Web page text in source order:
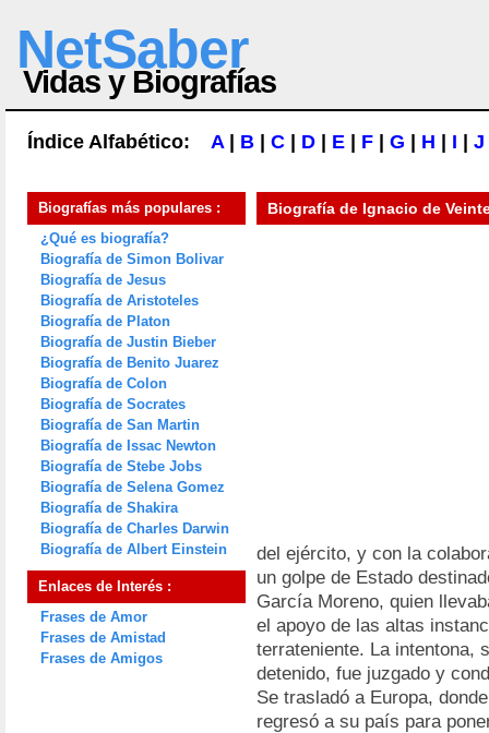
NetSaber
Vidas y Biografías
Índice Alfabético: A| B C D E F G H I J
Biografías más populares :
¿Qué es biografía?
Biografía de Simon Bolivar
Biografía de Jesus
Biografía de Aristoteles
Biografía de Platon
Biografía de Justin Bieber
Biografía de Benito Juarez
Biografía de Colon
Biografía de Socrates
Biografía de San Martin
Biografía de Issac Newton
Biografía de Stebe Jobs
Biografía de Selena Gomez
Biografía de Shakira
Biografía de Charles Darwin
Biografía de Albert Einstein
Enlaces de Interés :
Frases de Amor
Frases de Amistad
Frases de Amigos
Biografía de Ignacio de
del ejército, y con la
un golpe de Estado
García Moreno, quien
el apoyo de las altas
terrateniente. La intentona,
detenido, fue juzgado y
Se trasladó a Europa,
regresó a su país para